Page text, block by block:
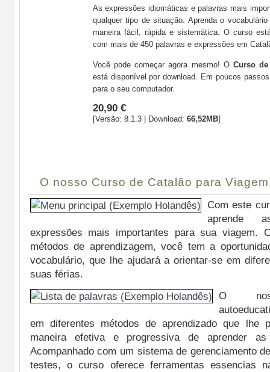
As expressões idiomáticas e palavras mais
qualquer tipo de situação. Aprenda o
maneira fácil, rápida e sistemática. O curso
com mais de 450 palavras e expressões em
Você pode começar agora mesmo! OCurso
está disponível por download. Em poucos
para o seu computador.
20,90 €
[Versão: 8.1.3 | Download: 66,52MB]
O nosso Curso de Catalão para Viagem
Com este
aprende
expressões mais importantes para sua viagem.
métodos de aprendizagem, você tem a
vocabulário, que lhe ajudará a orientar-se em
suas férias.
O
em diferentes métodos de aprendizado que lhe
maneira efetiva e progressiva de aprender
Acompanhado com um sistema de gerenciamento
testes, o curso oferece ferramentas essencias